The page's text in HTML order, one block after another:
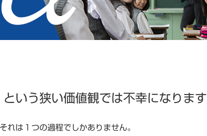
という狭い価値観では不幸になります
れは１つの過程でしかありません。